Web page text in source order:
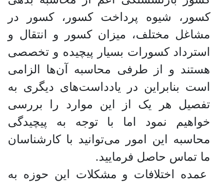
کسور، شیوه پرداخت کسور، کسور در
مشاغل مختلف، میزان کسور و انتقال و
استرداد کسورات بسیار پیچیده و تخصصی
هستند و از طرفی محاسبه آن‌ها الزامی
است بنابراین در یادداست‌های دیگری به
تفصیل هر یک از این موارد را بررسی
خواهیم نمود اما با توجه به پیچیدگی
محاسبه این امور می‌توانید با کارشناسان
ما تماس حاصل فرمایید.
عمده اختلافات و مشکلات این حوزه به